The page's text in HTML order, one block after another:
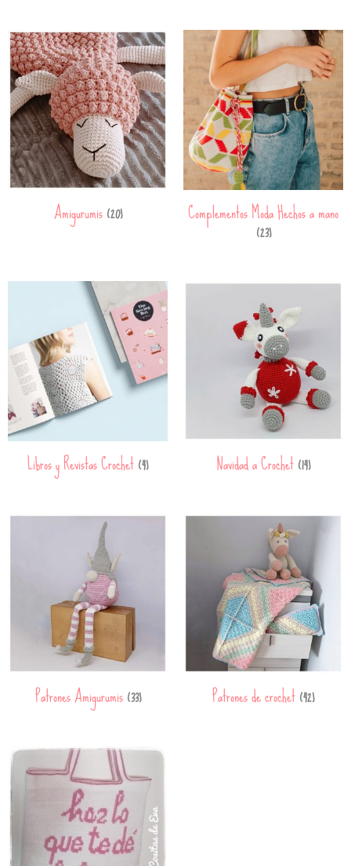
Amigurumis(20) Complementos Moda Hechos a mano
(23)
Libros y Revistas Crochet(4) Navidad a Crochet(14)
Patrones Amigurumis(33) Patrones de crochet(42)